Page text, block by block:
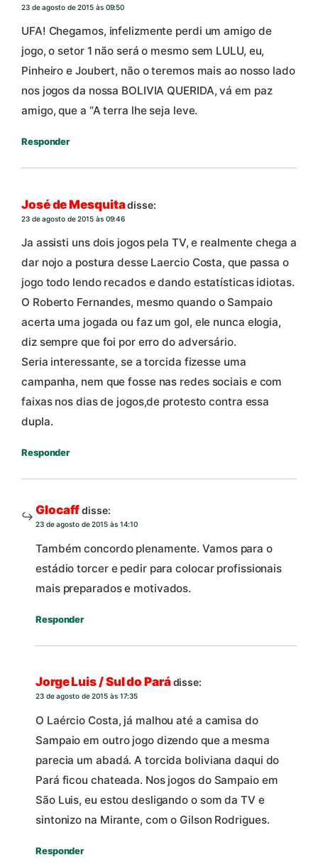
23 de agosto de 2015 às 09:50
UFA! Chegamos, infelizmente perdi um amigo de
jogo, o setor 1 não será o mesmo sem LULU, eu,
Pinheiro e Joubert, não o teremos mais ao nosso lado
nos jogos da nossa BOLIVIA QUERIDA, vá em paz
amigo, que a “A terra lhe seja leve.
Responder
José de Mesquitadisse:
23 de agosto de 2015 às 09:46
Ja assisti uns dois jogos pela TV, e realmente chega a
dar nojo a postura desse Laercio Costa, que passa o
jogo todo lendo recados e dando estatísticas idiotas.
O Roberto Fernandes, mesmo quando o Sampaio
acerta uma jogada ou faz um gol, ele nunca elogia,
diz sempre que foi por erro do adversário.
Seria interessante, se a torcida fizesse uma
campanha, nem que fosse nas redes sociais e com
faixas nos dias de jogos,de protesto contra essa
dupla.
Responder
Glocaffdisse:
23 de agosto de 2015 às 14:10
Também concordo plenamente. Vamos para o
estádio torcer e pedir para colocar profissionais
mais preparados e motivados.
Responder
Jorge Luis / Sul do Parádisse:
23 de agosto de 2015 às 17:35
O Laércio Costa, já malhou até a camisa do
Sampaio em outro jogo dizendo que a mesma
parecia um abadá. A torcida boliviana daqui do
Pará ficou chateada. Nos jogos do Sampaio em
São Luis, eu estou desligando o som da TV e
sintonizo na Mirante, com o Gilson Rodrigues.
Responder